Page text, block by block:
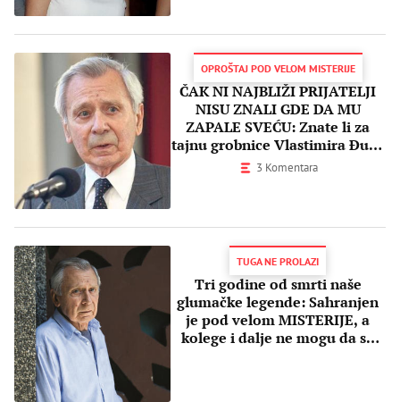
OPROŠTAJ POD VELOM MISTERIJE
ČAK NI NAJBLIŽI PRIJATELJI
NISU ZNALI GDE DA MU
ZAPALE SVEĆU: Znate li za
tajnu grobnice Vlastimira Đuze
Stojiljkovića?
3 Komentara
TUGA NE PROLAZI
Tri godine od smrti naše
glumačke legende: Sahranjen
je pod velom MISTERIJE, a
kolege i dalje ne mogu da se